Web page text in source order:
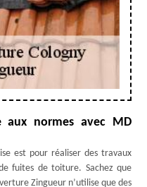
aux normes avec MD
est pour réaliser des travaux
fuites de toiture. Sachez que
Zingueur n’utilise que des